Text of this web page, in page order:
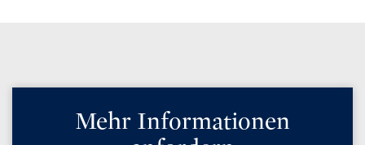
Mehr Informationen